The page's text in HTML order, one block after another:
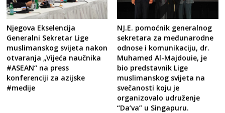
Njegova Ekselencija
Generalni Sekretar Lige
muslimanskog svijeta nakon
otvaranja „Vijeća naučnika
#ASEAN“ na press
konferenciji za azijske
#medije
NJ.E. pomoćnik generalnog
sekretara za međunarodne
odnose i komunikaciju, dr.
Muhamed Al-Majdouie, je
bio predstavnik Lige
muslimanskog svijeta na
svečanosti koju je
organizovalo udruženje
“Da’va” u Singapuru.